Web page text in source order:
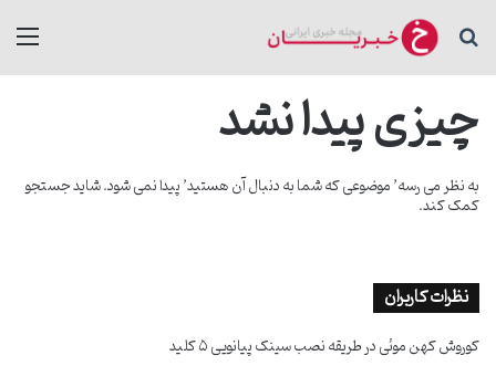
جستجو برای
چیزی پیدا نشد
به نظر می رسه’ موضوعی که شما به دنبال آن هستید’ پیدا نمی شود. شاید جستجو
کمک کند.
نظرات کاربران
کوروش کهن موئیدرطریقه نصب سینک پیانویی ۵ کلید